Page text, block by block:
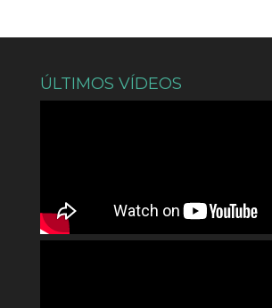
ÚLTIMOS VÍDEOS